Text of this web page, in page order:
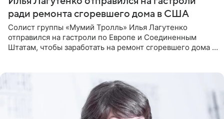
ради ремонта сгоревшего дома в США
Солист группы «Мумий Тролль» Илья Лагутенко
отправился на гастроли по Европе и Соединенным
Штатам, чтобы заработать на ремонт сгоревшего дома в